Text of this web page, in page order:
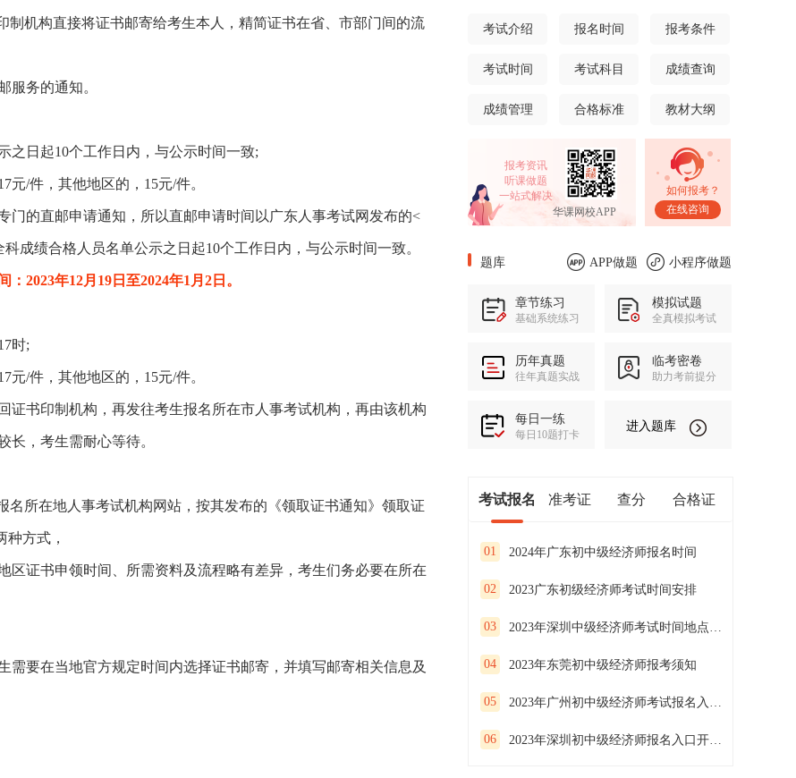
制机构直接将证书邮寄给考生本人，精简证书在省、市部门间的流
服务的通知。
之日起10个工作日内，与公示时间一致;
/件，其他地区的，15元/件。
门的直邮申请通知，所以直邮申请时间以广东人事考试网发布的<
成绩合格人员名单公示之日起10个工作日内，与公示时间一致。
2023年12月19日至2024年1月2日。
时;
/件，其他地区的，15元/件。
证书印制机构，再发往考生报名所在市人事考试机构，再由该机构
长，考生需耐心等待。
名所在地人事考试机构网站，按其发布的《领取证书通知》领取证
种方式，
区证书申领时间、所需资料及流程略有差异，考生们务必要在所在
需要在当地官方规定时间内选择证书邮寄，并填写邮寄相关信息及
考试介绍 报名时间 报考条件
考试时间 考试科目 成绩查询
成绩管理 合格标准 教材大纲
报考资讯
听课做题
一站式解决
华课网校APP
如何报考？
在线咨询
题库 APP做题 小程序做题
章节练习
基础系统练习
模拟试题
全真模拟考试
历年真题
往年真题实战
临考密卷
助力考前提分
每日一练
每日10题打卡
进入题库
考试报名 准考证 查分 合格证
01 2024年广东初中级经济师报名时间
02 2023广东初级经济师考试时间安排
03 2023年深圳中级经济师考试时间地点安排公布
04 2023年东莞初中级经济师报考须知
05 2023年广州初中级经济师考试报名入口及流程
06 2023年深圳初中级经济师报名入口开通啦！